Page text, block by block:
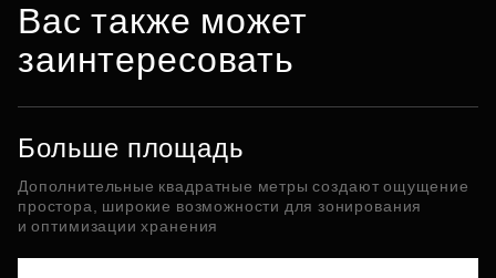
Вас также может
заинтересовать
Больше площадь
Дополнительные квадратные метры создают ощущение
простора, широкие возможности для зонирования
и оптимизации хранения